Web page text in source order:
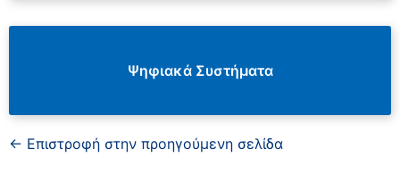
Ψηφιακά Συστήματα
← Επιστροφή στην προηγούμενη σελίδα